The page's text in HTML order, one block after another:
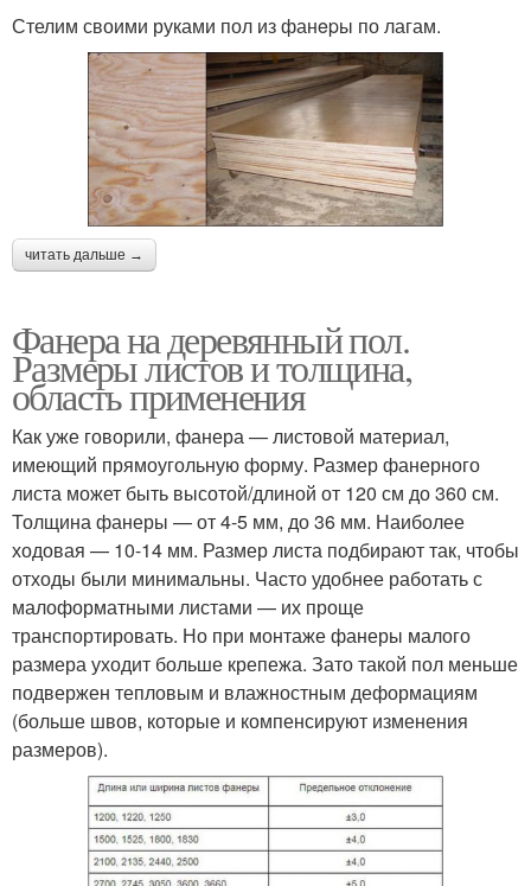
Стелим своими руками пол из фанepы по лагам.
читать дальше →
Фанера на деревянный пол.
Размеры листов и толщина,
область применения
Как уже говорили, фанера — листовой материал,
имеющий прямоугольную форму. Размер фанерного
листа может быть высотой/длиной от 120 см до 360 см.
Толщина фанеры — от 4-5 мм, до 36 мм. Наиболее
ходовая — 10-14 мм. Размер листа подбирают так, чтобы
отходы были минимальны. Часто удобнее работать с
малоформатными листами — их проще
транспортировать. Но при монтаже фанеры малого
размера уходит больше крепежа. Зато такой пол меньше
подвержен тепловым и влажностным деформациям
(больше швов, которые и компенсируют изменения
размеров).